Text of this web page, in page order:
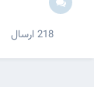
218 ارسال